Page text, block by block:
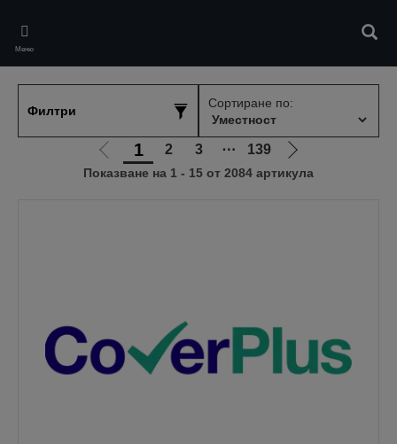
main
content
Меню
Филтри
Сортиране по:
Отиди
на
1 2 3 ⋯ 139
Отиди
на
Показване на 1 - 15 от 2084 артикула